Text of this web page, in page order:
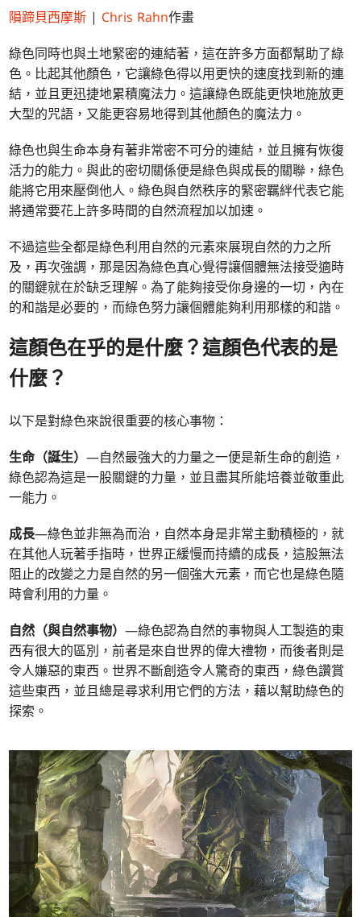
隕蹄貝西摩斯 | Chris Rahn作畫
綠色同時也與土地緊密的連結著，這在許多方面都幫助了綠
色。比起其他顏色，它讓綠色得以用更快的速度找到新的連
結，並且更迅捷地累積魔法力。這讓綠色既能更快地施放更
大型的咒語，又能更容易地得到其他顏色的魔法力。
綠色也與生命本身有著非常密不可分的連結，並且擁有恢復
活力的能力。與此的密切關係便是綠色與成長的關聯，綠色
能將它用來壓倒他人。綠色與自然秩序的緊密羈絆代表它能
將通常要花上許多時間的自然流程加以加速。
不過這些全都是綠色利用自然的元素來展現自然的力之所
及，再次強調，那是因為綠色真心覺得讓個體無法接受適時
的關鍵就在於缺乏理解。為了能夠接受你身邊的一切，內在
的和諧是必要的，而綠色努力讓個體能夠利用那樣的和諧。
這顏色在乎的是什麼？這顏色代表的是
什麼？
以下是對綠色來說很重要的核心事物：
生命（誕生）—自然最強大的力量之一便是新生命的創造，
綠色認為這是一股關鍵的力量，並且盡其所能培養並敬重此
一能力。
成長—綠色並非無為而治，自然本身是非常主動積極的，就
在其他人玩著手指時，世界正緩慢而持續的成長，這股無法
阻止的改變之力是自然的另一個強大元素，而它也是綠色隨
時會利用的力量。
自然（與自然事物）—綠色認為自然的事物與人工製造的東
西有很大的區別，前者是來自世界的偉大禮物，而後者則是
令人嫌惡的東西。世界不斷創造令人驚奇的東西，綠色讚賞
這些東西，並且總是尋求利用它們的方法，藉以幫助綠色的
探索。